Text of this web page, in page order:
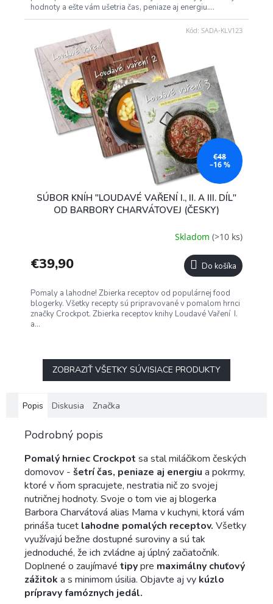
hodnoty a ešte vám ušetria čas, peniaze aj energiu....
€48
–16 %
SÚBOR KNÍH "LOUDAVÉ VAŘENÍ I., II. A III. DÍL"
OD BARBORY CHARVÁTOVEJ (ČESKY)
Skladom (>10 ks)
€39,90 Do košíka
Pomaly a lahodne! Zbierka receptov od populárnej food
blogerky. Všetky recepty sú pripravované v pomalom hrnci
značky Crockpot. Zbierka receptov knihy Loudavé Vaření I.
a...
Kód: SADA-KLV123
ZOBRAZIŤ VŠETKY SÚVISIACE PRODUKTY
Popis Diskusia Značka
Podrobný popis
Pomalý hrniec Crockpot sa stal miláčikom českých
domovov - šetrí čas, peniaze aj energiu a pokrmy,
ktoré v ňom spracujete, nestratia nič zo svojej
nutričnej hodnoty. Svoje o tom vie aj blogerka
Barbora Charvátová alias Mama v kuchyni, ktorá vám
prináša tucet lahodne pomalých receptov. Všetky
využívajú bežne dostupné suroviny a sú tak
jednoduché, že ich zvládne aj úplný začiatočník.
Doplnené o zaujímavé tipypre maximálny chuťový
zážitok a s minimom úsilia. Objavte aj vy kúzlo
prípravy famóznych jedál.